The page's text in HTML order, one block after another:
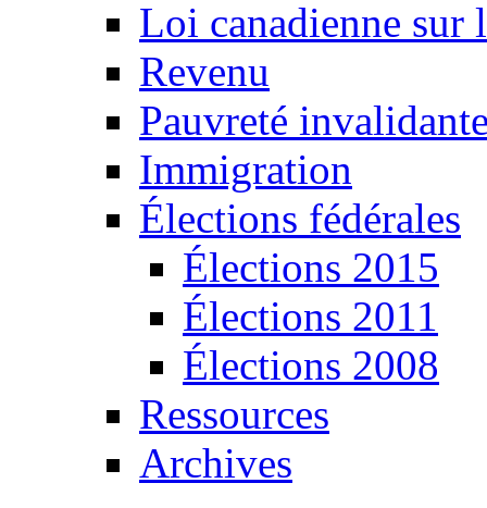
Loi canadienne sur
Revenu
Pauvreté
Immigration
Élections fédérales
Élections 2015
Élections 2011
Élections 2008
Ressources
Archives